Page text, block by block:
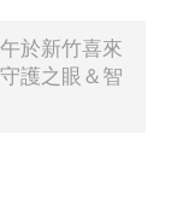
於新竹喜來
護之眼＆智